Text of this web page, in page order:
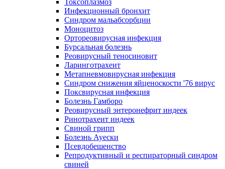
Токсоплазмоз
Инфекционный бронхит
Синдром мальабсорбции
Моноцитоз
Ортореовирусная инфекция
Бурсальная болезнь
Реовирусный теносиновит
Ларинготрахеит
Метапневмовирусная инфекция
Синдром снижения яйценоскости '76 вирус
Поксвирусная инфекция
Болезнь Гамборо
Реовирусный энтеронефрит индеек
Ринотрахеит индеек
Свиной грипп
Болезнь Ауески
Псевдобешенство
Репродуктивный и респираторный синдром
свиней